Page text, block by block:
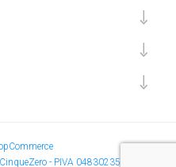
- PIVA 048302350231